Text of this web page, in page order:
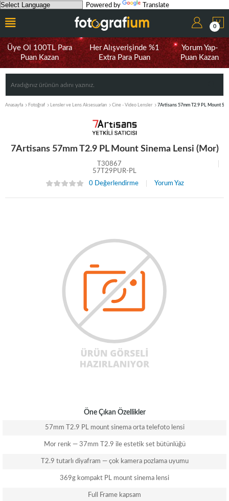
Powered by Translate
0
Üye Ol 100TL Para
Puan Kazan
Her Alışverişinde %1
Extra Para Puan
Yorum Yap-
Puan Kazan
Anasayfa Fotoğraf Lensler ve Lens Aksesuarları Cine - Video Lensler 7Artisans 57mm T2.9 PL Mount
7Artisans 57mm T2.9 PL Mount Sinema Lensi (Mor)
T30867
57T29PUR-PL
0 Değerlendirme
Yorum Yaz
Öne Çıkan Özellikler
57mm T2.9 PL mount sinema orta telefoto lensi
Mor renk — 37mm T2.9 ile estetik set bütünlüğü
T2.9 tutarlı diyafram — çok kamera pozlama uyumu
369g kompakt PL mount sinema lensi
Full Frame kapsam